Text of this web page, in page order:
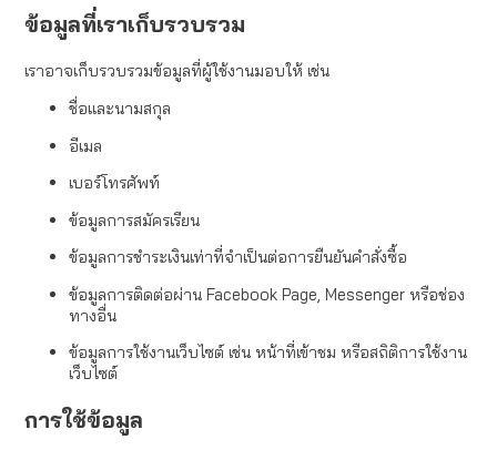
ข้อมูลที่เราเก็บรวบรวม
เราอาจเก็บรวบรวมข้อมูลที่ผู้ใช้งานมอบให้ เช่น
ชื่อและนามสกุล
อีเมล
เบอร์โทรศัพท์
ข้อมูลการสมัครเรียน
ข้อมูลการชำระเงินเท่าที่จำเป็นต่อการยืนยันคำสั่งซื้อ
ข้อมูลการติดต่อผ่าน Facebook Page, Messenger หรือช่อง
ทางอื่น
ข้อมูลการใช้งานเว็บไซต์ เช่น หน้าที่เข้าชม หรือสถิติการใช้งาน
เว็บไซต์
การใช้ข้อมูล